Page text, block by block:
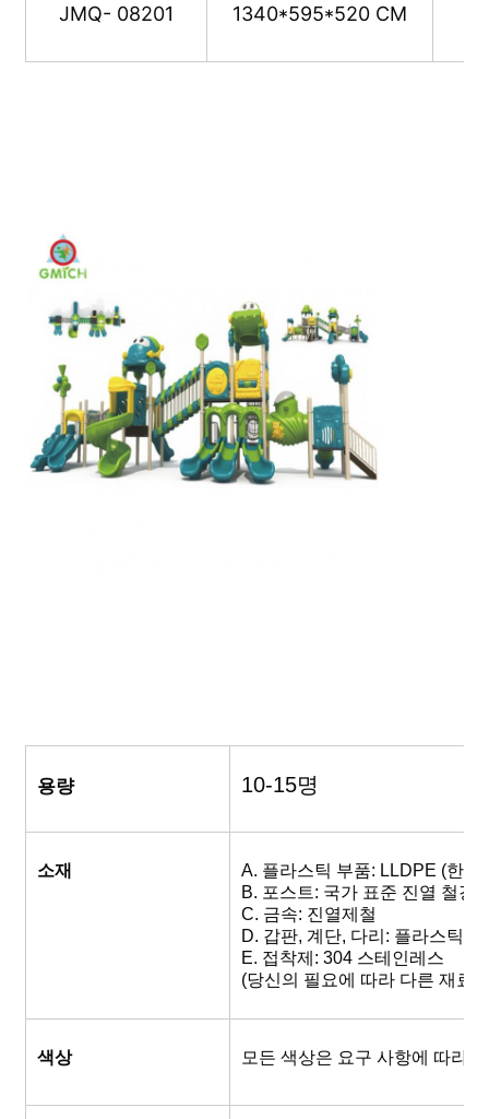
워터파크 설계
어린이 들 이 스윙 으로 미끄러지는 것
작은 놀이터
어린이 물 슬라이드
사용자 정의 물 슬라이드
목재 놀이터 장비
JMQ- 08201 1340*595*520 CM
용량 10-15명
소재
A. 플라스틱 부품: LLDPE (한국
B. 포스트: 국가 표준 진열 철강
C. 금속: 진열제철
D. 갑판, 계단, 다리: 플라스틱으
E. 접착제: 304 스테인레스
(당신의 필요에 따라 다른 재료
색상 모든 색상은 요구 사항에 따라